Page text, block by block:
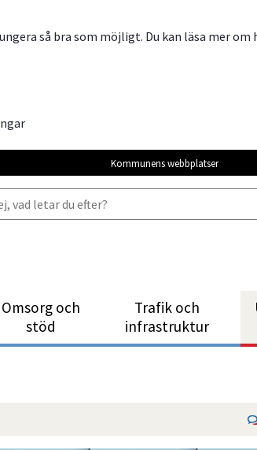
så bra som möjligt. Du kan läsa mer om
Kommunens webbplatser
Omsorg och
stöd
Trafik och
infrastruktur